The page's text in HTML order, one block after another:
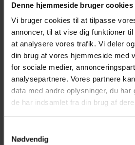
Denne hjemmeside bruger cookies
Vi bruger cookies til at tilpasse
annoncer, til at vise dig funktioner
at analysere vores trafik. Vi deler
din brug af vores hjemmeside med
for sociale medier,
analysepartnere. Vores partnere
data med andre oplysninger, du har
de har indsamlet fra din brug af
Nødvendig
valg mellem et skiveskær
Tandskærets største
manglende evne til at
mængder af
blokeringer. Det forreste
Hawk ændrer